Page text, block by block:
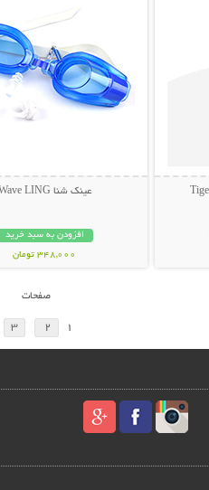
عینک شنا Wave LING
افزودن به سبد خرید
348,000 تومان
صفحات
1
2
3